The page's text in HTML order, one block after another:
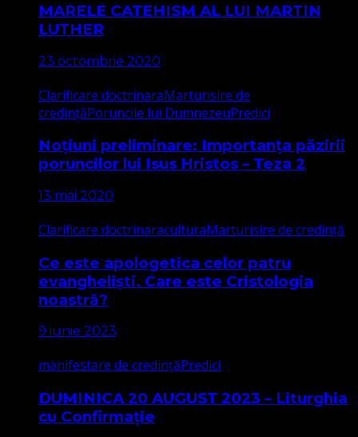
MARELE CATEHISM AL LUI MARTIN
LUTHER
23 octombrie 2020
Clarificare doctrinaraMarturisire de
credințăPoruncile lui DumnezeuPredici
Noțiuni preliminare: Importanța păzirii
poruncilor lui Isus Hristos – Teza 2
13 mai 2020
Clarificare doctrinaraculturaMarturisire de credință
Ce este apologetica celor patru
evangheliști. Care este Cristologia
noastră?
9 iunie 2023
manifestare de credințăPredici
DUMINICA 20 AUGUST 2023 – Liturghia
cu Confirmație